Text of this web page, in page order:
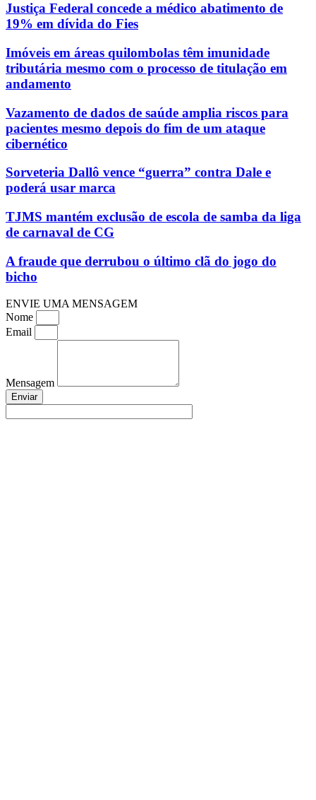
Justiça Federal concede a médico abatimento de
19% em dívida do Fies
Imóveis em áreas quilombolas têm imunidade
tributária mesmo com o processo de titulação em
andamento
Vazamento de dados de saúde amplia riscos para
pacientes mesmo depois do fim de um ataque
cibernético
Sorveteria Dallô vence “guerra” contra Dale e
poderá usar marca
TJMS mantém exclusão de escola de samba da liga
de carnaval de CG
A fraude que derrubou o último clã do jogo do
bicho
ENVIE UMA MENSAGEM
Nome
Email
Mensagem
Enviar